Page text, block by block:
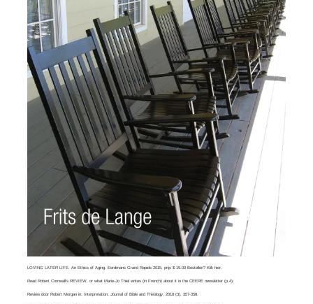
LOVING LATER LIFE. An Ethics of Aging. Eerdmans Grand Rapids 2015, prijs $ 19.00 Bestellen? Klikhier
ReadRobert Cornwall’s REVIEW , or whatMarie-Jo Thiel writes (in French) about it in the CEERE newsletter (p.4).
Review door Robert Morgan in:Interpretation. Journal of Bible and Theology , 2018 (3), 357-358.